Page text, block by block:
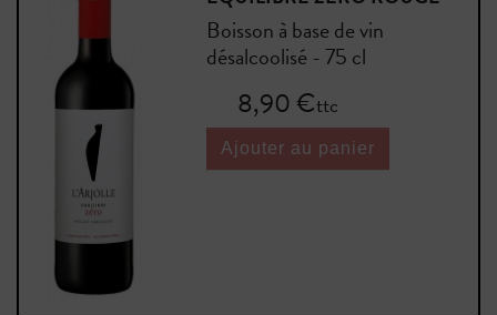
Boisson à base de vin
désalcoolisé - 75 cl
Prix8,90 €ttc
Ajouter au panier